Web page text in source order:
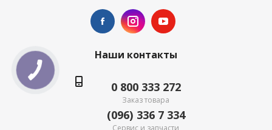
Наши контакты
0 800 333 272
Заказ товара
(096) 336 7 334
Сервис и запчасти